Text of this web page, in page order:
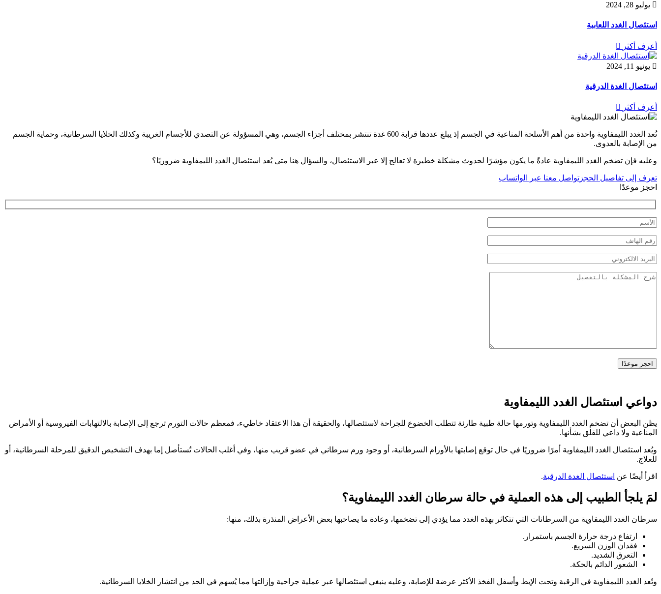
 يوليو 28, 2024
استئصال الغدد اللعابية
أعرف أكثر 
 يونيو 11, 2024
استئصال الغدة الدرقية
أعرف أكثر 
تُعد الغدد الليمفاوية واحدة من أهم الأسلحة المناعية في الجسم إذ يبلغ عددها قرابة 600 غدة تنتشر بمختلف أجزاء الجسم، وهي المسؤولة عن التصدي للأجسام الغريبة وكذلك الخلايا السرطانية، وحماية الجسم
من الإصابة بالعدوى.
وعليه فإن تضخم الغدد الليمفاوية عادةً ما يكون مؤشرًا لحدوث مشكلة خطيرة لا تعالج إلا عبر الاستئصال، والسؤال هنا متى يُعد استئصال الغدد الليمفاوية ضروريًا؟
تعرف إلى تفاصيل الحجز تواصل معنا عبر الواتساب
احجز موعدًا
احجز موعدًا
دواعي استئصال الغدد الليمفاوية
يظن البعض أن تضخم الغدد الليمفاوية وتورمها حالة طبية طارئة تتطلب الخضوع للجراحة لاستئصالها، والحقيقة أن هذا الاعتقاد خاطيء، فمعظم حالات التورم ترجع إلى الإصابة بالالتهابات الفيروسية أو الأمراض
المناعية ولا داعي للقلق بشأنها.
ويُعد استئصال الغدد الليمفاوية أمرًا ضروريًا في حال توقع إصابتها بالأورام السرطانية، أو وجود ورم سرطاني في عضو قريب منها، وفي أغلب الحالات تُستأصل إما بهدف التشخيص الدقيق للمرحلة السرطانية، أو
للعلاج.
اقرأ أيضًا عن استئصال الغدة الدرقية.
لمَ يلجأ الطبيب إلى هذه العملية في حالة سرطان الغدد الليمفاوية؟
سرطان الغدد الليمفاوية من السرطانات التي تتكاثر بهذه الغدد مما يؤدي إلى تضخمها، وعادة ما يصاحبها بعض الأعراض المنذرة بذلك، منها:
ارتفاع درجة حرارة الجسم باستمرار.
فقدان الوزن السريع.
التعرق الشديد.
الشعور الدائم بالحكة.
وتُعد الغدد الليمفاوية في الرقبة وتحت الإبط وأسفل الفخذ الأكثر عرضة للإصابة، وعليه ينبغي استئصالها عبر عملية جراحية وإزالتها مما يُسهم في الحد من انتشار الخلايا السرطانية.